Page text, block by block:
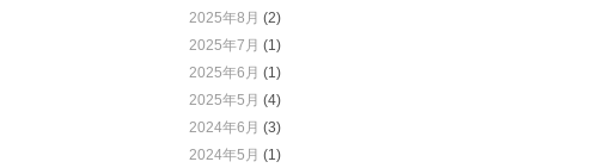
2025年8月 (2)
2025年7月 (1)
2025年6月 (1)
2025年5月 (4)
2024年6月 (3)
2024年5月 (1)